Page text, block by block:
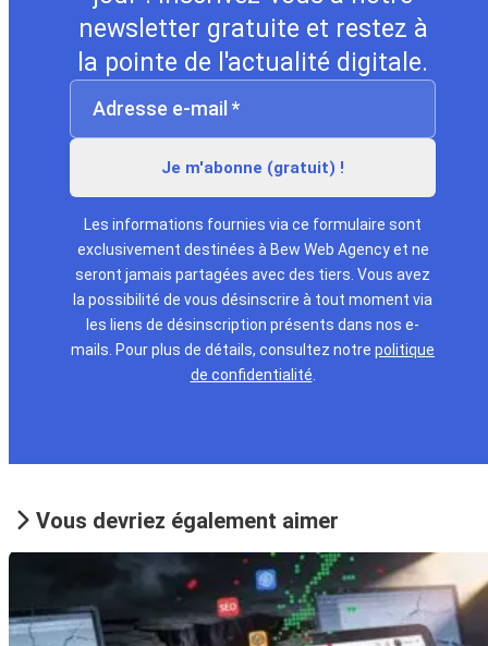
newsletter gratuite et restez à
la pointe de l'actualité digitale.
Les informations fournies via ce formulaire sont
exclusivement destinées à Bew Web Agency et ne
seront jamais partagées avec des tiers. Vous avez
la possibilité de vous désinscrire à tout moment via
les liens de désinscription présents dans nos e-
mails. Pour plus de détails, consultez notre politique
de confidentialité
Vous devriez également aimer